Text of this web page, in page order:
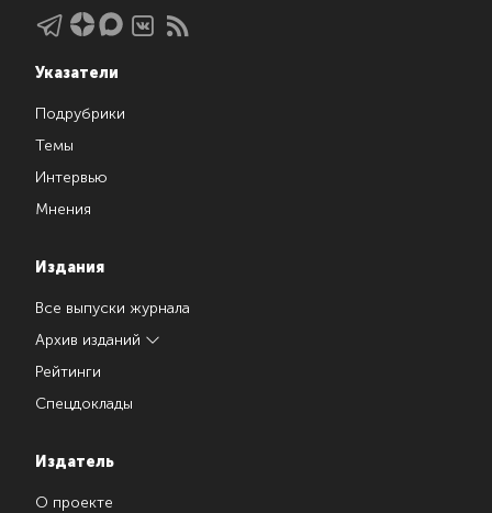
Указатели
Подрубрики
Темы
Интервью
Мнения
Издания
Все выпуски журнала
Архив изданий
Рейтинги
Спецдоклады
Издатель
О проекте